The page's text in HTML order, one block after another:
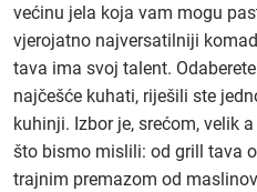
većinu jela koja vam mogu
vjerojatno najversatilniji
tava ima svoj talent.
najčešće kuhati, riješili ste
kuhinji. Izbor je, srećom, velik
što bismo mislili: od grill tava
trajnim premazom od